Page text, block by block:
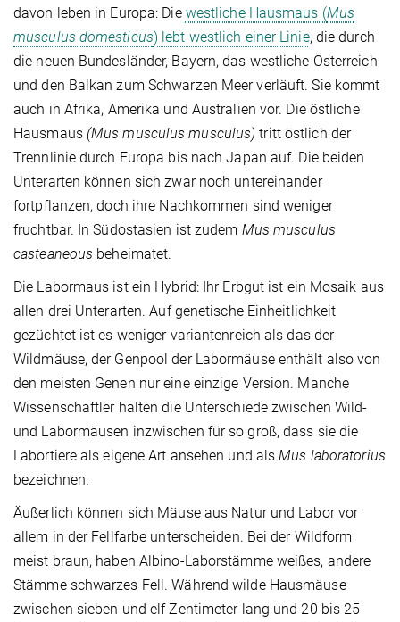
davon leben in Europa: Die westliche Hausmaus (Mus
musculus domesticus) lebt westlich einer Linie, die durch
die neuen Bundesländer, Bayern, das westliche Österreich
und den Balkan zum Schwarzen Meer verläuft. Sie kommt
auch in Afrika, Amerika und Australien vor. Die östliche
Hausmaus(Mus musculus musculus) tritt östlich der
Trennlinie durch Europa bis nach Japan auf. Die beiden
Unterarten können sich zwar noch untereinander
fortpflanzen, doch ihre Nachkommen sind weniger
fruchtbar. In Südostasien ist zudem Mus musculus
casteaneous beheimatet.
Die Labormaus ist ein Hybrid: Ihr Erbgut ist ein Mosaik aus
allen drei Unterarten. Auf genetische Einheitlichkeit
gezüchtet ist es weniger variantenreich als das der
Wildmäuse, der Genpool der Labormäuse enthält also von
den meisten Genen nur eine einzige Version. Manche
Wissenschaftler halten die Unterschiede zwischen Wild-
und Labormäusen inzwischen für so groß, dass sie die
Labortiere als eigene Art ansehen und als Mus laboratorius
bezeichnen.
Äußerlich können sich Mäuse aus Natur und Labor vor
allem in der Fellfarbe unterscheiden. Bei der Wildform
meist braun, haben Albino-Laborstämme weißes, andere
Stämme schwarzes Fell. Während wilde Hausmäuse
zwischen sieben und elf Zentimeter lang und 20 bis 25